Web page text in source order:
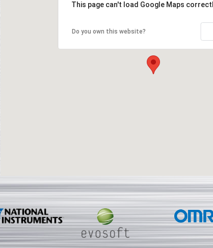
This page can't load Google Maps
Do you own this website?